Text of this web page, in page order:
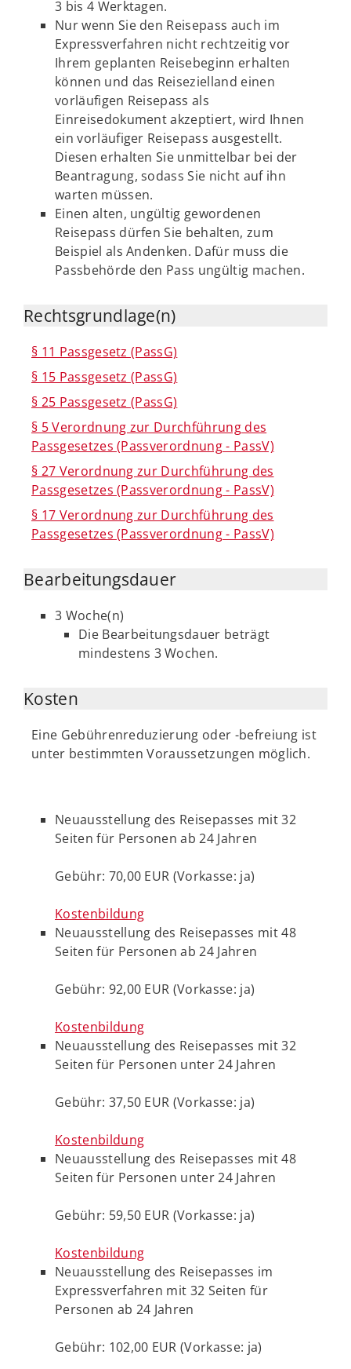
3 bis 4 Werktagen.
Nur wenn Sie den Reisepass auch im
Expressverfahren nicht rechtzeitig vor
Ihrem geplanten Reisebeginn erhalten
können und das Reisezielland einen
vorläufigen Reisepass als
Einreisedokument akzeptiert, wird Ihnen
ein vorläufiger Reisepass ausgestellt.
Diesen erhalten Sie unmittelbar bei der
Beantragung, sodass Sie nicht auf ihn
warten müssen.
Einen alten, ungültig gewordenen
Reisepass dürfen Sie behalten, zum
Beispiel als Andenken. Dafür muss die
Passbehörde den Pass ungültig machen.
Rechtsgrundlage(n)
§ 11 Passgesetz (PassG)
§ 15 Passgesetz (PassG)
§ 25 Passgesetz (PassG)
§ 5 Verordnung zur Durchführung des
Passgesetzes (Passverordnung - PassV)
§ 27 Verordnung zur Durchführung des
Passgesetzes (Passverordnung - PassV)
§ 17 Verordnung zur Durchführung des
Passgesetzes (Passverordnung - PassV)
Bearbeitungsdauer
3 Woche(n)
Die Bearbeitungsdauer beträgt
mindestens 3 Wochen.
Kosten
Eine Gebührenreduzierung oder -befreiung ist
unter bestimmten Voraussetzungen möglich.
Neuausstellung des Reisepasses mit 32
Seiten für Personen ab 24 Jahren
Gebühr: 70,00 EUR (Vorkasse: ja)
Kostenbildung
Neuausstellung des Reisepasses mit 48
Seiten für Personen ab 24 Jahren
Gebühr: 92,00 EUR (Vorkasse: ja)
Kostenbildung
Neuausstellung des Reisepasses mit 32
Seiten für Personen unter 24 Jahren
Gebühr: 37,50 EUR (Vorkasse: ja)
Kostenbildung
Neuausstellung des Reisepasses mit 48
Seiten für Personen unter 24 Jahren
Gebühr: 59,50 EUR (Vorkasse: ja)
Kostenbildung
Neuausstellung des Reisepasses im
Expressverfahren mit 32 Seiten für
Personen ab 24 Jahren
Gebühr: 102,00 EUR (Vorkasse: ja)